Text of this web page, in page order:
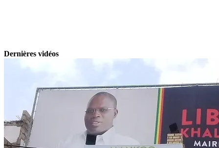
Dernières vidéos